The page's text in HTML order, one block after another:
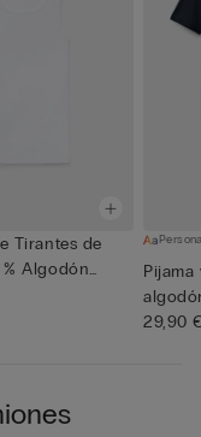
Tirantes de
% Algodón
29,90